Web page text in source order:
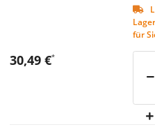
für
30,49 €*